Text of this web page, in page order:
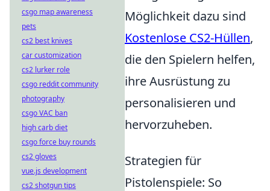
Möglichkeit dazu sind
Kostenlose CS2-Hüllen,
die den Spielern helfen,
ihre Ausrüstung zu
personalisieren und
hervorzuheben.
Strategien für
Pistolenspiele: So
csgo map awareness
pets
cs2 best knives
car customization
cs2 lurker role
csgo reddit community
photography
csgo VAC ban
high carb diet
csgo force buy rounds
cs2 gloves
vue.js development
cs2 shotgun tips